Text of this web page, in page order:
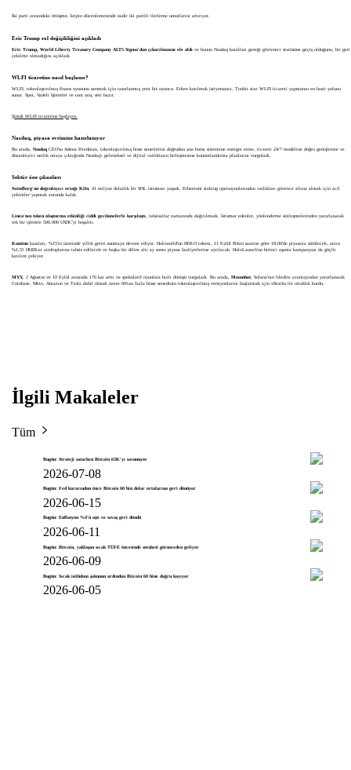
İki parti arasındaki örtüşme, kripto düzenlemesinde nadir iki partili ilerleme umutlarını artırıyor.
Eric Trump rol değişikliğini açıkladı
Eric Trump, World Liberty Treasury Company ALT5 Sigma'dan çıkarılmasını ele aldıve bunun Nasdaq kuralları gereği gözlemci statüsüne geçiş olduğunu, bir geri
çekilme olmadığını açıkladı.
WLFI ticaretine nasıl başlanır?
WLFI, tokenlaştırılmış finans oyununu sarsmak için tasarlanmış yeni bir oyuncu. Erken katılmak istiyorsanız, Toobit size WLFI ticareti yapmanın en basit yolunu
sunar. Spot, Vadeli İşlemler ve tam araç seti hazır.
Şimdi WLFI ticaretine başlayın.
Nasdaq, piyasa evrimine hazırlanıyor
Bu arada, NasdaqCEO'su Adena Friedman, tokenlaştırılmış hisse senetlerini doğrudan ana borsa sistemine entegre etme, ticareti 24/7 modeline doğru genişletme ve
düzenleyici netlik ortaya çıktığında Nasdaq'ı geleneksel ve dijital varlıkların birleşmesine konumlandırma planlarını vurguladı.
Sektör öne çıkanları
SwissBorg'un doğrulayıcı ortağı Kiln, 41 milyon dolarlık bir SOL istismarı yaşadı, Ethereum staking operasyonlarından varlıkları güvence altına almak için acil
çekimler yapmak zorunda kaldı.
Linea'nın token oluşturma etkinliği ciddi gecikmelerle karşılaştı, tahsisatlar zamanında dağıtılmadı. İstismar edenler, yönlendirme sözleşmelerinden yararlanarak
tek bir işlemle 500.000 USDC'yi boşalttı.
Kaminokasaları, %15'in üzerinde yıllık getiri sunmaya devam ediyor. Holoworld'un HOLO tokenı, 11 Eylül Pekin saatine göre 18:00'de piyasaya sürülecek, arzın
%1,5'i HODLer airdroplarına tahsis edilecek ve başka bir dilim altı ay sonra piyasa faaliyetlerine ayrılacak. HoloLaunch'un birinci aşama kampanyası da güçlü
katılım çekiyor.
MYX, 2 Ağustos ve 10 Eylül arasında 176 kat arttı ve spekülatif oyunlara hızlı dönüşü vurguladı. Bu arada, Moonshot, Solana'nın likidite avantajından yararlanarak
Coinbase, Meta, Amazon ve Tesla dahil olmak üzere 60'tan fazla hisse senedinin tokenlaştırılmış versiyonlarını başlatmak için xStocks ile ortaklık kurdu.
İlgili Makaleler
Tüm
Bugün: Strateji satarken Bitcoin 63K'yı savunuyor
2026-07-08
Bugün: Fed kararından önce Bitcoin 60 bin dolar ortalarına geri dönüyor
2026-06-15
Bugün: Enflasyon %4'ü aştı ve savaş geri döndü
2026-06-11
Bugün: Bitcoin, yaklaşan sıcak TÜFE öncesinde ateşkesi görmezden geliyor
2026-06-09
Bugün: Sıcak istihdam şokunun ardından Bitcoin 60 bine doğru kayıyor
2026-06-05